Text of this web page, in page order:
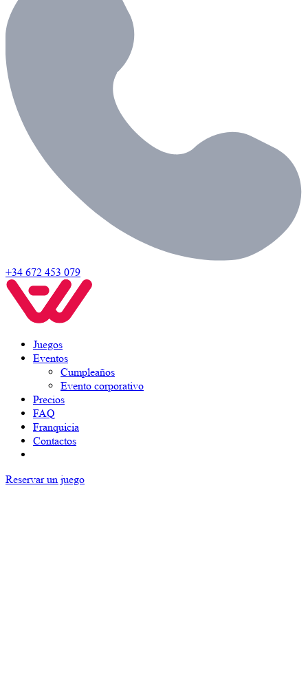
+34 672 453 079
Juegos
Eventos
Cumpleaños
Evento corporativo
Precios
FAQ
Franquicia
Contactos
Reservar un juego